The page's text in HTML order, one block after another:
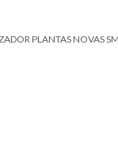
PLANTAS NOVAS